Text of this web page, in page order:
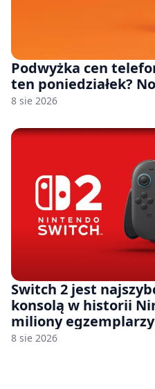
Podwyżka cen
ten poniedziałek?
8 sie 2026
Switch 2 jest
konsolą w historii
miliony
8 sie 2026